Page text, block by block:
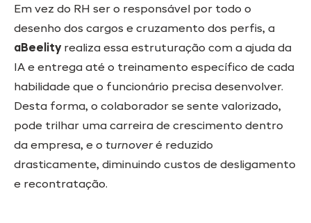
Em vez do RH ser o responsável por todo o
desenho dos cargos e cruzamento dos perfis, a
aBeelityrealiza essa estruturação com a ajuda da
IA e entrega até o treinamento específico de cada
habilidade que o funcionário precisa desenvolver.
Desta forma, o colaborador se sente valorizado,
pode trilhar uma carreira de crescimento dentro
da empresa, e o turnoveré reduzido
drasticamente, diminuindo custos de desligamento
e recontratação.